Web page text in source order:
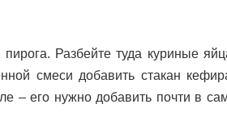
Разбейте туда куриные
смеси добавить стакан
– его нужно добавить почти в